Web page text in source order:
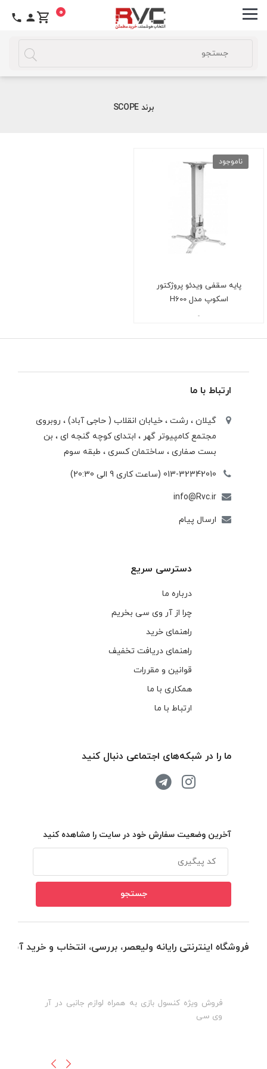
0
برند SCOPE
ناموجود
پایه سقفی ویدئو پروژکتور
اسکوپ مدل H600
-
ارتباط با ما
گیلان ، رشت ، خيابان انقلاب ( حاجی آباد) ، روبروی
مجتمع كامپيوتر گهر ، ابتدای كوچه گنجه ای ، بن
بست صفاری ، ساختمان كسری ، طبقه سوم
013-32342010 (ساعت کاری 9 الی 20:30)
info@Rvc.ir
ارسال پیام
دسترسی سریع
درباره ما
چرا از آر وی سی بخریم
راهنمای خرید
راهنمای دریافت تخفیف
قوانین و مقررات
همکاری با ما
ارتباط با ما
ما را در شبکه‌های اجتماعی دنبال کنید
آخرین وضعیت سفارش خود در سایت را مشاهده کنید
فروشگاه اینترنتی رایانه ولیعصر، بررسی، انتخاب و خرید
فروش ویژه کنسول بازی به همراه لوازم جانبی در آر
وی سی